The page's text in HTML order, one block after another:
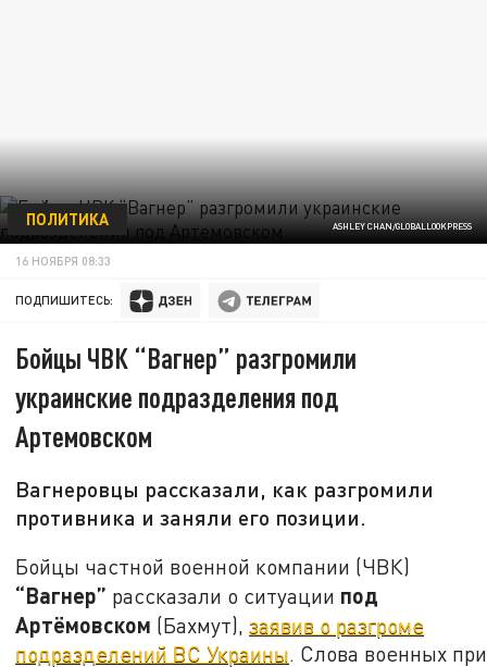
ASHLEY CHAN/GLOBALLOOKPRESS
ПОЛИТИКА
16 НОЯБРЯ 08:33
ПОДПИШИТЕСЬ:
Бойцы ЧВК “Вагнер” разгромили
украинские подразделения под
Артемовском
Вагнеровцы рассказали, как разгромили
противника и заняли его позиции.
Бойцы частной военной компании (ЧВК)
“Вагнер” рассказали о ситуации под
Артёмовском (Бахмут),заявив о разгроме
подразделений ВС Украины. Слова военных